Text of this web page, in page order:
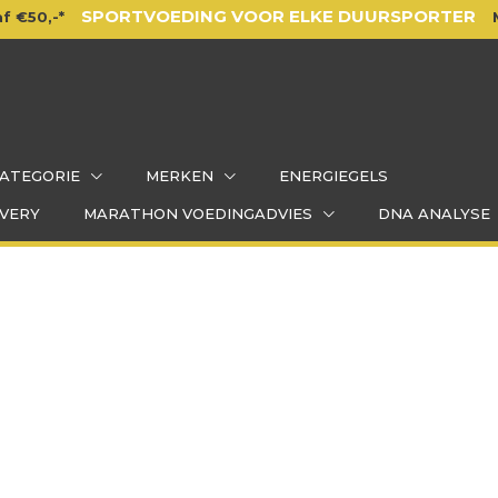
€50,-* SPORTVOEDING VOOR ELKE DUURSPORTER
MERKEN ENERGIEGELS
MARATHON VOEDINGADVIES DNA ANALYSE